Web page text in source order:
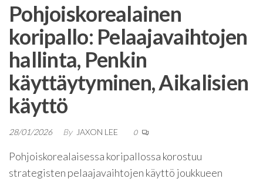
Pohjoiskorealainen
koripallo: Pelaajavaihtojen
hallinta, Penkin
käyttäytyminen, Aikalisien
käyttö
28/01/2026 By JAXON LEE 0
Pohjoiskorealaisessa koripallossa korostuu
strategisten pelaajavaihtojen käyttö joukkueen